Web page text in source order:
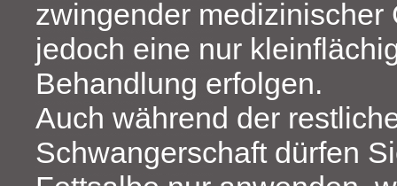
zwingender medizinischer
jedoch eine nur
Behandlung erfolgen.
Auch während der
Schwangerschaft dürfen